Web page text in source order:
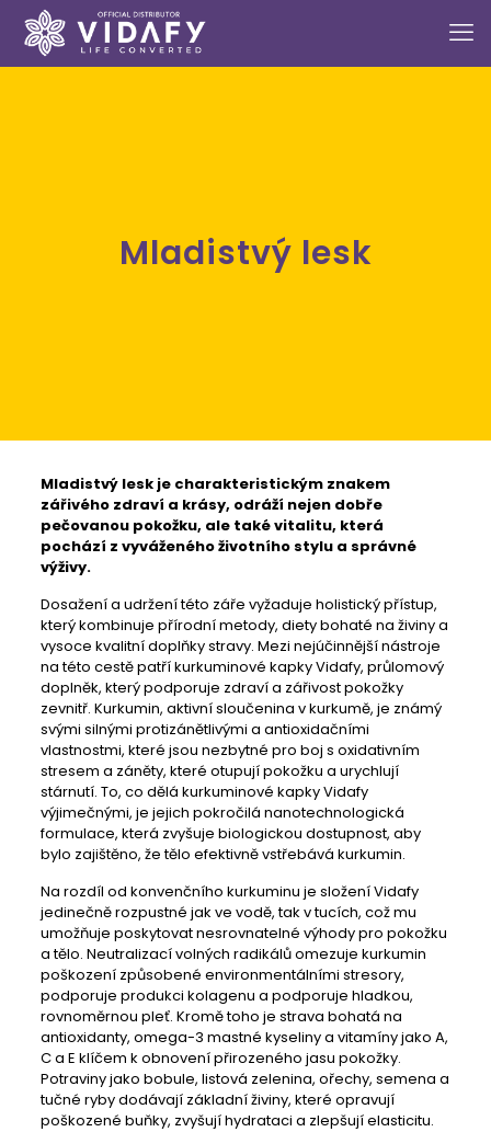
Mladistvý lesk
Mladistvý leskje charakteristickým znakem
zářivého zdraví a krásy, odráží nejen dobře
pečovanou pokožku, ale také vitalitu, která
pochází z vyváženého životního stylu a správné
výživy.
Dosažení a udržení této záře vyžaduje holistický přístup,
který kombinuje přírodní metody, diety bohaté na živiny a
vysoce kvalitní doplňky stravy. Mezi nejúčinnější nástroje
na této cestě patří kurkuminové kapky Vidafy, průlomový
doplněk, který podporuje zdraví a zářivost pokožky
zevnitř. Kurkumin, aktivní sloučenina v kurkumě, je známý
svými silnými protizánětlivými a antioxidačními
vlastnostmi, které jsou nezbytné pro boj s oxidativním
stresem a záněty, které otupují pokožku a urychlují
stárnutí. To, co dělá kurkuminové kapky Vidafy
výjimečnými, je jejich pokročilá nanotechnologická
formulace, která zvyšuje biologickou dostupnost, aby
bylo zajištěno, že tělo efektivně vstřebává kurkumin.
Na rozdíl od konvenčního kurkuminu je složení Vidafy
jedinečně rozpustné jak ve vodě, tak v tucích, což mu
umožňuje poskytovat nesrovnatelné výhody pro pokožku
a tělo. Neutralizací volných radikálů omezuje kurkumin
poškození způsobené environmentálními stresory,
podporuje produkci kolagenu a podporuje hladkou,
rovnoměrnou pleť. Kromě toho je strava bohatá na
antioxidanty, omega-3 mastné kyseliny a vitamíny jako A,
C a E klíčem k obnovení přirozeného jasu pokožky.
Potraviny jako bobule, listová zelenina, ořechy, semena a
tučné ryby dodávají základní živiny, které opravují
poškozené buňky, zvyšují hydrataci a zlepšují elasticitu.